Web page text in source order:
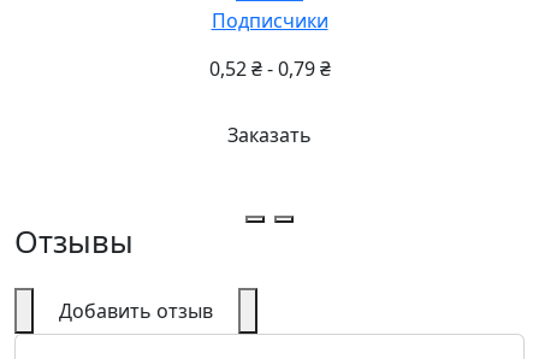
Подписчики
0,52₴-0,79₴
Заказать
Отзывы
Добавить отзыв